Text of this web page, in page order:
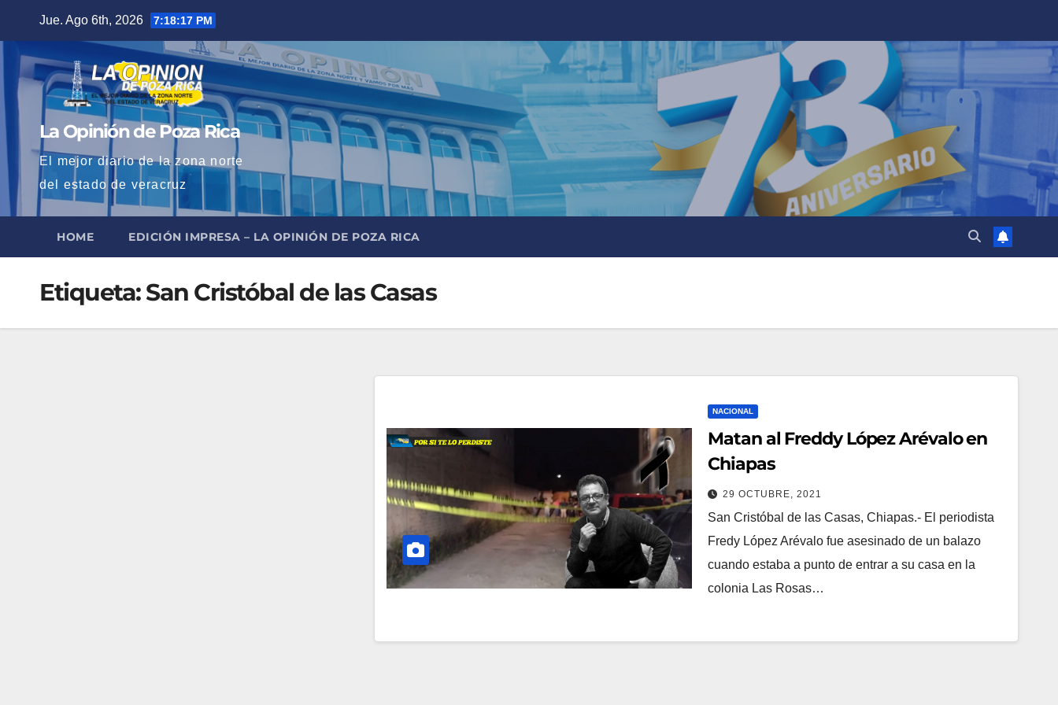
contenido
Jue. Ago 6th, 2026 7:18:18 PM
La Opinión de Poza Rica
El mejor diario de la zona norte
del estado de veracruz
HOME EDICIÓN IMPRESA – LA OPINIÓN DE POZA RICA
Etiqueta:San Cristóbal de las Casas
NACIONAL
Matan al Freddy López Arévalo en
Chiapas
29 OCTUBRE, 2021
San Cristóbal de las Casas, Chiapas.- El periodista
Fredy López Arévalo fue asesinado de un balazo
cuando estaba a punto de entrar a su casa en la
colonia Las Rosas…